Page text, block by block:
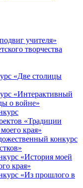
учителя»
творчества
«Две столицы
«Интерактивный
о войне»
«Традиции
края»
конкурс
«История моей
края»
«Из прошлого в